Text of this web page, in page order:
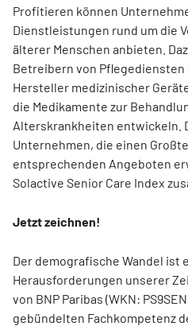
Profitieren können
Dienstleistungen rund um die
älterer Menschen anbieten.
Betreibern von
Hersteller medizinischer
die Medikamente zur
Alterskrankheiten entwickeln.
Unternehmen, die einen
entsprechenden Angeboten
Solactive Senior Care Index
Jetzt zeichnen!
Der demografische Wandel ist
Herausforderungen unserer
von BNP Paribas (WKN:
gebündelten Fachkompetenz